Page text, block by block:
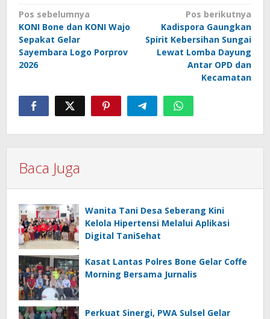
Navigasi
pos
Pos sebelumnya
KONI Bone dan KONI Wajo
Sepakat Gelar
Sayembara Logo Porprov
2026
Pos berikutnya
Kadispora Gaungkan
Spirit Kebersihan Sungai
Lewat Lomba Dayung
Antar OPD dan
Kecamatan
Baca Juga
Wanita Tani Desa Seberang Kini
Kelola Hipertensi Melalui Aplikasi
Digital TaniSehat
Kasat Lantas Polres Bone Gelar Coffe
Morning Bersama Jurnalis
Perkuat Sinergi, PWA Sulsel Gelar